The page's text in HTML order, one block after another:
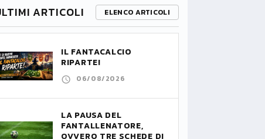
ARTICOLI ELENCO ARTICOLI
IL FANTACALCIO
RIPARTE!
06/08/2026
LA PAUSA DEL
FANTALLENATORE,
OVVERO TRE SCHEDE DI